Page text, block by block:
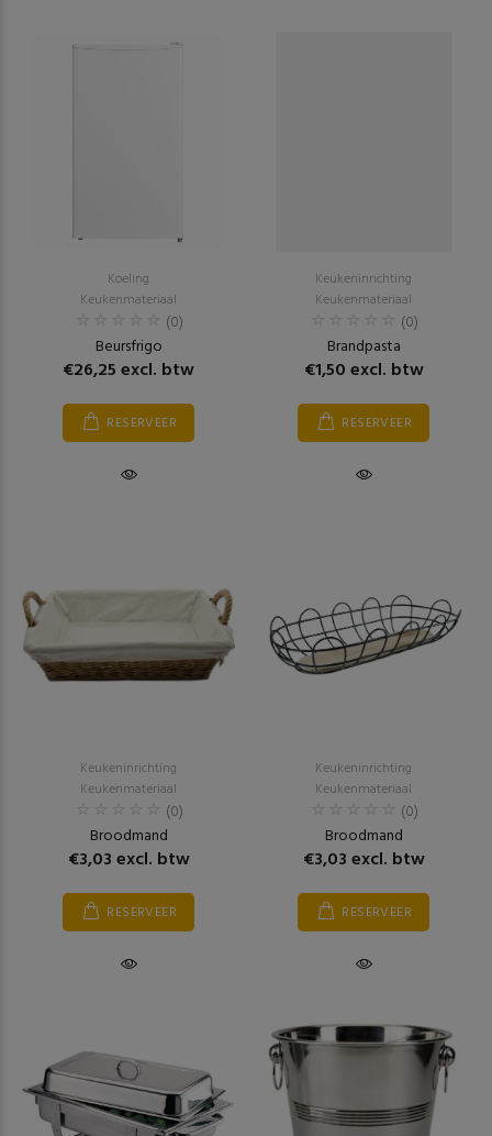
Koeling
Keukenmateriaal
(0)
Beursfrigo
€26,25 excl. btw
RESERVEER
Keukeninrichting
Keukenmateriaal
(0)
Brandpasta
€1,50 excl. btw
RESERVEER
Keukeninrichting
Keukenmateriaal
(0)
Broodmand
€3,03 excl. btw
RESERVEER
Keukeninrichting
Keukenmateriaal
(0)
Broodmand
€3,03 excl. btw
RESERVEER